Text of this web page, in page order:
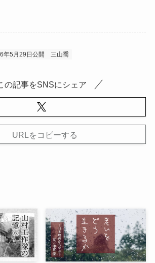
年5月29日公開 三山喬
の記事をSNSにシェア
URLをコピーする